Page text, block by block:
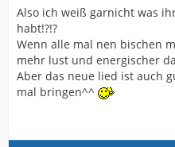
Also ich weiß garnicht was
habt!?!?
Wenn alle mal nen bischen
mehr lust und energischer
Aber das neue lied ist auch
mal bringen^^